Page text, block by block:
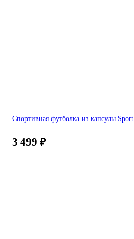
Спортивная футболка из капсулы Sport
3 499 ₽